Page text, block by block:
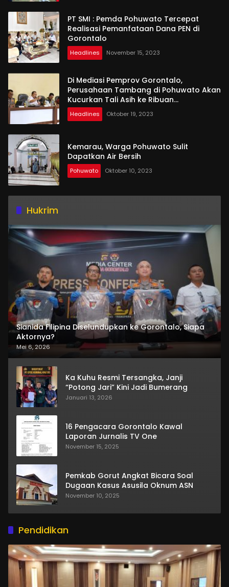
PT SMI : Pemda Pohuwato Tercepat
Realisasi Pemanfataan Dana PEN di
Gorontalo
Headlines November 15, 2023
Di Mediasi Pemprov Gorontalo,
Perusahaan Tambang di Pohuwato Akan
Kucurkan Tali Asih ke Ribuan
Penambang
Headlines Oktober 19, 2023
Kemarau, Warga Pohuwato Sulit
Dapatkan Air Bersih
Pohuwato Oktober 10, 2023
Hukrim
Sianida Filipina Diselundupkan ke Gorontalo, Siapa
Aktornya?
Mei 6, 2026
Ka Kuhu Resmi Tersangka, Janji
“Potong Jari” Kini Jadi Bumerang
Januari 13, 2026
16 Pengacara Gorontalo Kawal
Laporan Jurnalis TV One
November 15, 2025
Pemkab Gorut Angkat Bicara Soal
Dugaan Kasus Asusila Oknum ASN
November 10, 2025
Pendidikan